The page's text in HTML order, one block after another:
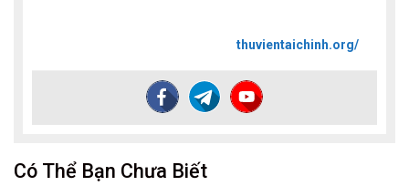
thuvientaichinh.org/
Có Thể Bạn Chưa Biết